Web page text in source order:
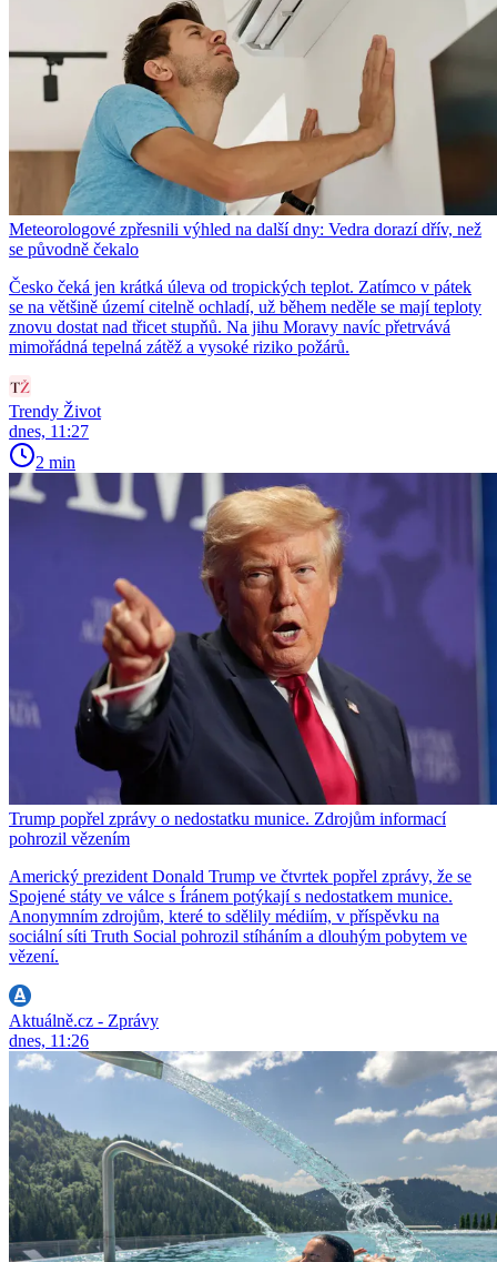
Meteorologové zpřesnili výhled na další dny: Vedra dorazí dřív, než
se původně čekalo
Česko čeká jen krátká úleva od tropických teplot. Zatímco v pátek
se na většině území citelně ochladí, už během neděle se mají teploty
znovu dostat nad třicet stupňů. Na jihu Moravy navíc přetrvává
mimořádná tepelná zátěž a vysoké riziko požárů.
Trendy Život
dnes, 11:27
2 min
Trump popřel zprávy o nedostatku munice. Zdrojům informací
pohrozil vězením
Americký prezident Donald Trump ve čtvrtek popřel zprávy, že se
Spojené státy ve válce s Íránem potýkají s nedostatkem munice.
Anonymním zdrojům, které to sdělily médiím, v příspěvku na
sociální síti Truth Social pohrozil stíháním a dlouhým pobytem ve
vězení.
Aktuálně.cz - Zprávy
dnes, 11:26